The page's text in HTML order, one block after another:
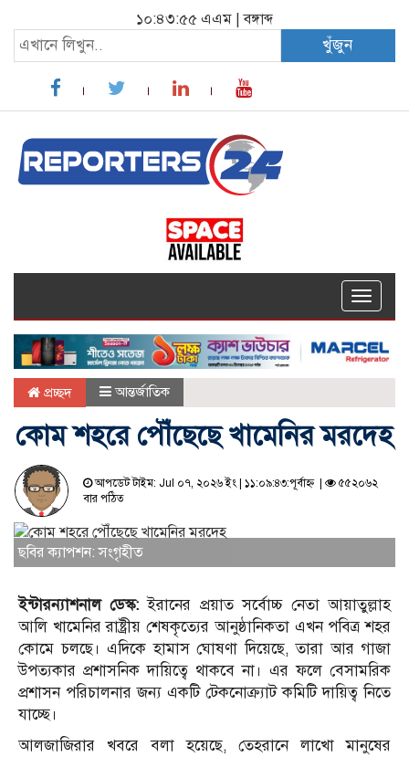
১০:৪৩:৫৬ এএম| বঙ্গাব্দ
খুঁজুন
Toggle
প্রচ্ছদ আন্তর্জাতিক
কোম শহরে পৌঁছেছে খামে‌নির মরদেহ
আপডেট টাইম: Jul ০৭, ২০২৬ ইং | ১১:০৯:৪৩:পূর্বাহ্ন |
৫৫২০৬২
বার পঠিত
ছবির ক্যাপশন: সংগৃহীত
ইন্টারন্যাশনাল ডেস্ক: ইরানের প্রয়াত সর্বোচ্চ নেতা আয়াতুল্লাহ
আলি খামেনির রাষ্ট্রীয় শেষকৃত্যের আনুষ্ঠানিকতা এখন পবিত্র শহর
কোমে চলছে। এদিকে হামাস ঘোষণা দিয়েছে, তারা আর গাজা
উপত্যকার প্রশাসনিক দায়িত্বে থাকবে না। এর ফলে বেসামরিক
প্রশাসন পরিচালনার জন্য একটি টেকনোক্র্যাট কমিটি দায়িত্ব নিতে
যাচ্ছে।
আলজাজিরার খবরে বলা হয়েছে, তেহরানে লাখো মানুষের